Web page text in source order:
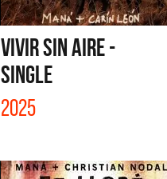
VIVIR SIN AIRE -
SINGLE
2025